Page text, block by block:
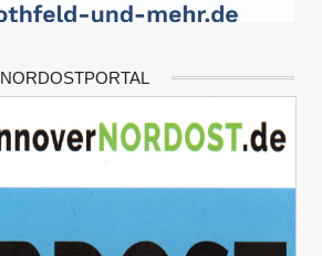
NORDOSTPORTAL